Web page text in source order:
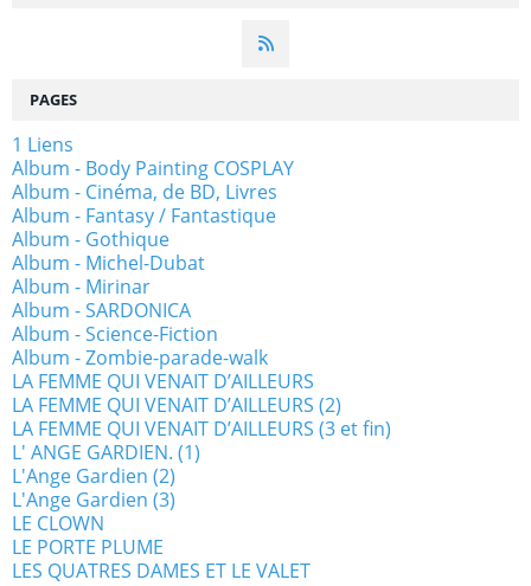
PAGES
1 Liens
Album - Body Painting COSPLAY
Album - Cinéma, de BD, Livres
Album - Fantasy / Fantastique
Album - Gothique
Album - Michel-Dubat
Album - Mirinar
Album - SARDONICA
Album - Science-Fiction
Album - Zombie-parade-walk
LA FEMME QUI VENAIT D’AILLEURS
LA FEMME QUI VENAIT D’AILLEURS (2)
LA FEMME QUI VENAIT D’AILLEURS (3 et fin)
L' ANGE GARDIEN. (1)
L'Ange Gardien (2)
L'Ange Gardien (3)
LE CLOWN
LE PORTE PLUME
LES QUATRES DAMES ET LE VALET